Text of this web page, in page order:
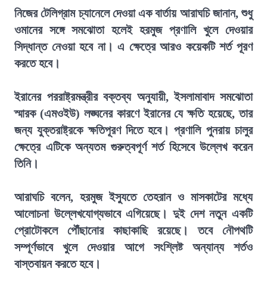
নিজের টেলিগ্রাম চ্যানেলে দেওয়া এক বার্তায় আরাঘচি জানান, শুধু
ওমানের সঙ্গে সমঝোতা হলেই হরমুজ প্রণালি খুলে দেওয়ার
সিদ্ধান্ত নেওয়া হবে না। এ ক্ষেত্রে আরও কয়েকটি শর্ত পূরণ
করতে হবে।
ইরানের পররাষ্ট্রমন্ত্রীর বক্তব্য অনুযায়ী, ইসলামাবাদ সমঝোতা
স্মারক (এমওইউ) লঙ্ঘনের কারণে ইরানের যে ক্ষতি হয়েছে, তার
জন্য যুক্তরাষ্ট্রকে ক্ষতিপূরণ দিতে হবে। প্রণালি পুনরায় চালুর
ক্ষেত্রে এটিকে অন্যতম গুরুত্বপূর্ণ শর্ত হিসেবে উল্লেখ করেন
তিনি।
আরাঘচি বলেন, হরমুজ ইস্যুতে তেহরান ও মাসকাটের মধ্যে
আলোচনা উল্লেখযোগ্যভাবে এগিয়েছে। দুই দেশ নতুন একটি
প্রোটোকলে পৌঁছানোর কাছাকাছি রয়েছে। তবে নৌপথটি
সম্পূর্ণভাবে খুলে দেওয়ার আগে সংশ্লিষ্ট অন্যান্য শর্তও
বাস্তবায়ন করতে হবে।